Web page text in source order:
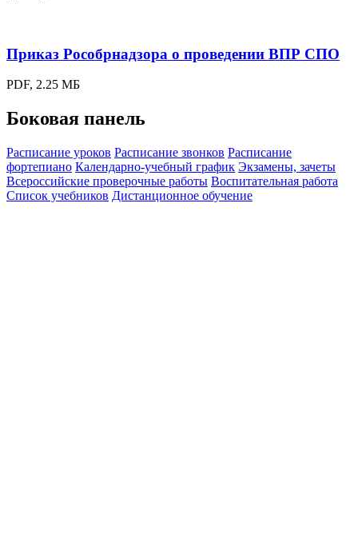
Приказ Рособрнадзора о проведении ВПР СПО
PDF, 2.25 МБ
Боковая панель
Расписание уроков Расписание звонков Расписание
фортепиано Календарно-учебный график Экзамены, зачеты
Всероссийские проверочные работы Воспитательная работа
Список учебников Дистанционное обучение